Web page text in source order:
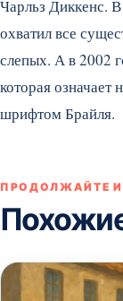
Чарльз Диккенс.
охватил все
слепых. А в 2002
которая
шрифтом Брайля.
ПРОДОЛЖАЙТЕ